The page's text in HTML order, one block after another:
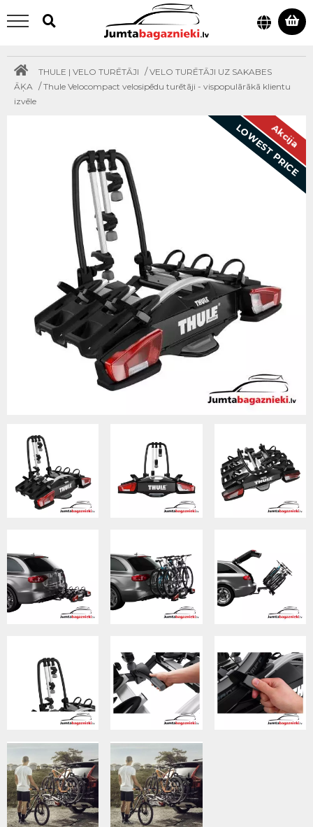
THULE | VELO TURĒTĀJI /VELO TURĒTĀJI UZ SAKABES
ĀĶA /Thule Velocompact velosipēdu turētāji - vispopulārākā klientu
izvēle
Akcija
LOWEST PRICE